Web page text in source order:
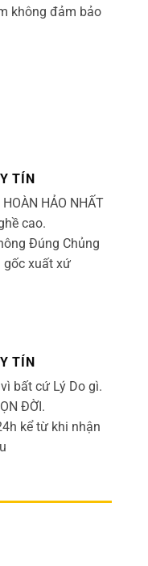
không đảm bảo
TÍN
HẢO NHẤT
cao.
Đúng Chủng
gốc xuất xứ
TÍN
bất cứ Lý Do gì.
ĐỜI.
kể từ khi nhận